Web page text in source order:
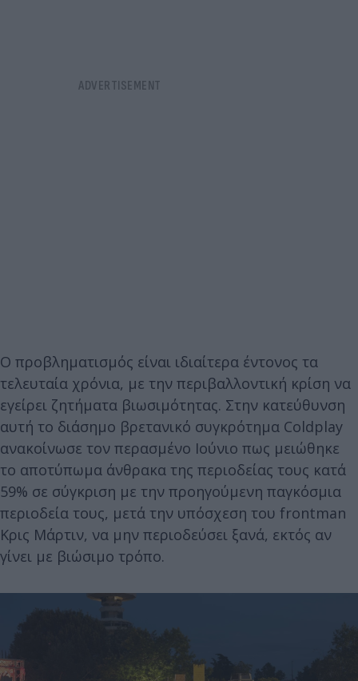
Ο προβληματισμός είναι ιδιαίτερα έντονος τα
τελευταία χρόνια, με την περιβαλλοντική κρίση να
εγείρει ζητήματα βιωσιμότητας. Στην κατεύθυνση
αυτή το διάσημο βρετανικό συγκρότημα Coldplay
ανακοίνωσε τον περασμένο Ιούνιο πως μειώθηκε
το αποτύπωμα άνθρακα της περιοδείας τους κατά
59% σε σύγκριση με την προηγούμενη παγκόσμια
περιοδεία τους, μετά την υπόσχεση του frontman
Κρις Μάρτιν, να μην περιοδεύσει ξανά, εκτός αν
γίνει με βιώσιμο τρόπο.